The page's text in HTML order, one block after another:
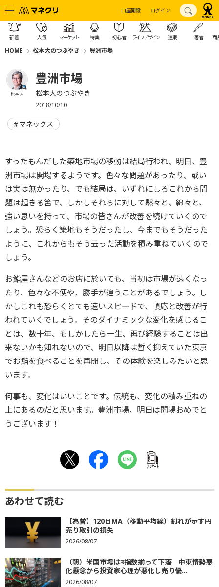
口座開設 ログイン
新着 人気 マーケット 特集 初心者 ライフデザイン 連載 著者 商
HOME 松本大のつぶやき 豊洲市場
松本 大
豊洲市場
松本大のつぶやき
2018/10/10
マネックス
すったもんだした築地市場の移動は結局行われ、明日、豊
洲市場は開場するようです。色々な問題があったり、或い
は実は無かったり、でも結局は、いずれにしろこれから問
題は起きる筈で、しかしそれらに対して黙々と、綿々と、
強い思いを持って、市場の皆さんが改善を続けていくので
しょう。恐らく築地もそうだったし、今までもそうだった
ように、これからもそう云った活動を積み重ねていくので
しょう。
お鮨屋さんなどのお店に於いても、当初は市場が遠くなっ
たり、色々な不便や、勝手が違うことがあるでしょう。し
かしこれも恐らくとても速いスピードで、順応と改善が行
われていくでしょう。そのダイナミックな変化を感じるこ
とは、数十年、もしかしたら一生、再び経験することは出
来ないかも知れないので、明日以降は暫く抑えていた東京
でお鮨を食べることを再開し、その体験を楽しみたいと思
います。
何事も、変化はいいことです。伝統も、変化の積み重ねの
上にあるのだと思います。豊洲市場、明日は開場おめでと
うございます！
ｱﾝｹｰﾄ
あわせて読む
【為替】120日MA（移動平均線）割れが示す円
売り取引の損失
2026/08/07
（朝）米国市場は3指数揃って下落 中東情勢悪
化懸念から投資家心理が悪化し売り優...
2026/08/07